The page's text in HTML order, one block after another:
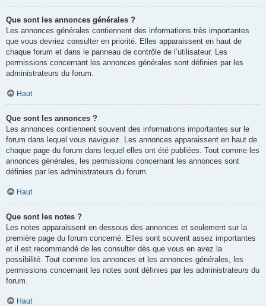
Que sont les annonces générales ?
Les annonces générales contiennent des informations très importantes
que vous devriez consulter en priorité. Elles apparaissent en haut de
chaque forum et dans le panneau de contrôle de l’utilisateur. Les
permissions concernant les annonces générales sont définies par les
administrateurs du forum.
Haut
Que sont les annonces ?
Les annonces contiennent souvent des informations importantes sur le
forum dans lequel vous naviguez. Les annonces apparaissent en haut de
chaque page du forum dans lequel elles ont été publiées. Tout comme les
annonces générales, les permissions concernant les annonces sont
définies par les administrateurs du forum.
Haut
Que sont les notes ?
Les notes apparaissent en dessous des annonces et seulement sur la
première page du forum concerné. Elles sont souvent assez importantes
et il est recommandé de les consulter dès que vous en avez la
possibilité. Tout comme les annonces et les annonces générales, les
permissions concernant les notes sont définies par les administrateurs du
forum.
Haut